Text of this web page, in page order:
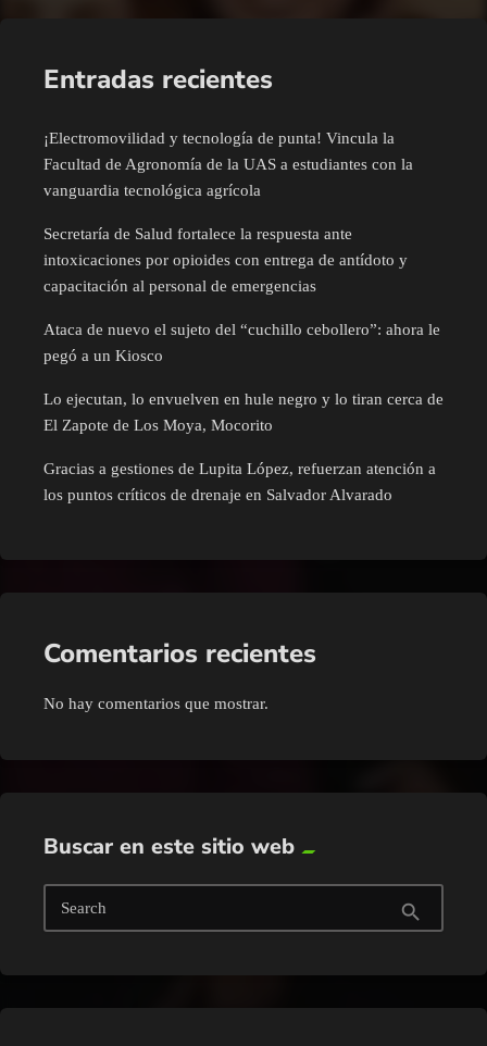
Entradas recientes
¡Electromovilidad y tecnología de punta! Vincula la
Facultad de Agronomía de la UAS a estudiantes con la
vanguardia tecnológica agrícola
Secretaría de Salud fortalece la respuesta ante
intoxicaciones por opioides con entrega de antídoto y
capacitación al personal de emergencias
Ataca de nuevo el sujeto del “cuchillo cebollero”: ahora le
pegó a un Kiosco
Lo ejecutan, lo envuelven en hule negro y lo tiran cerca de
El Zapote de Los Moya, Mocorito
Gracias a gestiones de Lupita López, refuerzan atención a
los puntos críticos de drenaje en Salvador Alvarado
Comentarios recientes
No hay comentarios que mostrar.
Buscar en este sitio web
Search search